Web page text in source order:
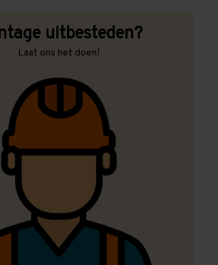
uitbesteden?
Laat ons het doen!